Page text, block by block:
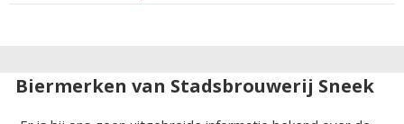
Biermerken van Stadsbrouwerij Sneek